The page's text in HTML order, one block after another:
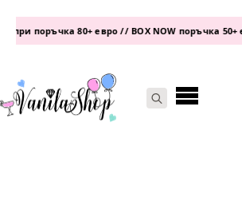
80+ евро // BOX NOW поръчка 50+ евро